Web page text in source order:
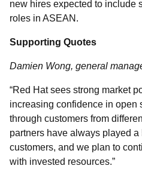
new hires expected to include
roles in ASEAN.
Supporting Quotes
Damien Wong, general
“Red Hat sees strong market
increasing confidence in open
through customers from
partners have always played
customers, and we plan to
with invested resources.”